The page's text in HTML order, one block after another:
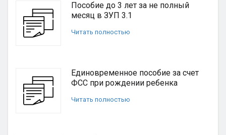
Пособие до 3 лет за не полный
месяц в ЗУП 3.1
Читать полностью
Единовременное пособие за счет
ФСС при рождении ребенка
Читать полностью